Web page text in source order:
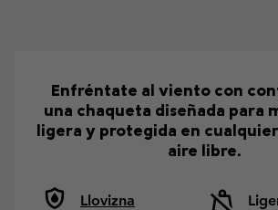
Enfréntate al viento con
una chaqueta diseñada para
ligera y protegida en
aire libre.
Llovizna